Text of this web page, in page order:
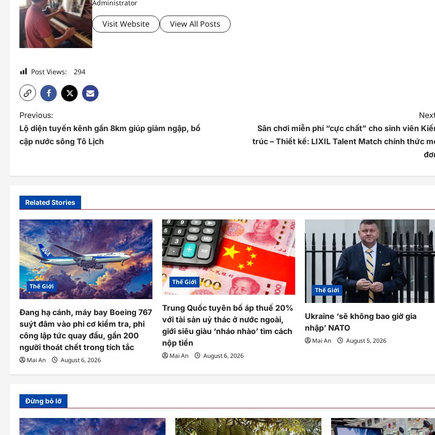
Administrator
Visit Website View All Posts
Post Views: 294
P
o
v
i
g
a
t
i
o
n
Previous:
Lộ diện tuyến kênh gần 8km giúp giảm ngập, bổ
cập nước sông Tô Lịch
Sân chơi miễn phí “cực chất” cho sinh viên
trúc – Thiết kế: LIXIL Talent Match chính thức
Related Stories
Thế Giới
Đang hạ cánh, máy bay Boeing 767
suýt đâm vào phi cơ kiểm tra, phi
công lập tức quay đầu, gần 200
người thoát chết trong tích tắc
Mai An August 6, 2026
Thế Giới
Trung Quốc tuyên bố áp thuế 20%
với tài sản uỷ thác ở nước ngoài,
giới siêu giàu ‘nháo nhào’ tìm cách
nộp tiền
Mai An August 6, 2026
Thế Giới
Ukraine ‘sẽ không bao giờ gia
nhập’ NATO
Mai An August 5, 2026
Đừng bỏ lỡ